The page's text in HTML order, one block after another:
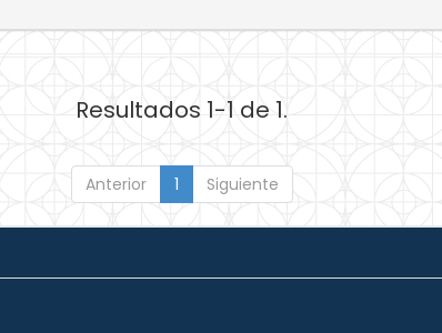
Resultados 1-1 de 1.
Anterior 1 Siguiente